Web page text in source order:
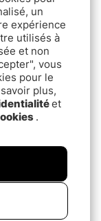
(2)5.0 sur 5
Jointed
un
expérience
utilisés à
et non
vous
pour le
plus,
et
.